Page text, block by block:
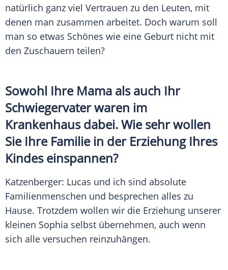
natürlich ganz viel Vertrauen zu den Leuten, mit
denen man zusammen arbeitet. Doch warum soll
man so etwas Schönes wie eine Geburt nicht mit
den Zuschauern teilen?
Sowohl Ihre Mama als auch Ihr
Schwiegervater waren im
Krankenhausdabei. Wie sehr wollen
Sie Ihre Familie in der Erziehung Ihres
Kindes einspannen?
Katzenberger: Lucas und ich sind absolute
Familienmenschen und besprechen alles zu
Hause. Trotzdem wollen wir die Erziehung unserer
kleinen Sophia selbst übernehmen, auch wenn
sich alle versuchen reinzuhängen.